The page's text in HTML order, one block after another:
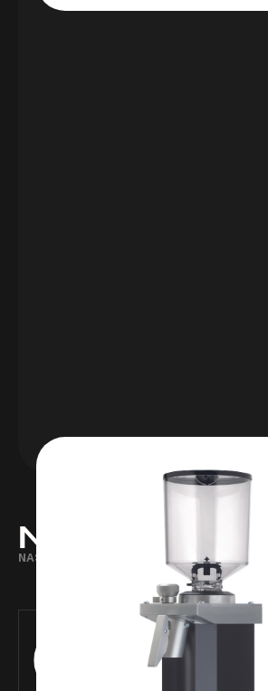
NAŠI PRODEJCI
NAŠE TECHNOLOGIE ZAKOUPÍTE U TĚCHTO